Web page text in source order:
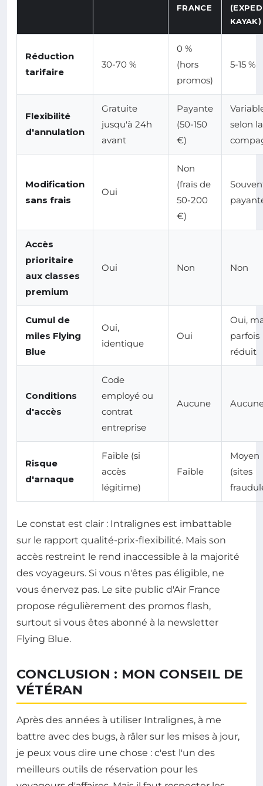
FRANCE
KAYAK)
Réduction
tarifaire
30-70 %
0 %
(hors
promos)
5-15 %
Flexibilité
d'annulation
Gratuite
jusqu'à 24h
avant
Payante
(50-150
€)
selon la
Modification
sans frais
Oui
Non
(frais de
50-200
€)
Accès
prioritaire
aux classes
premium
Oui Non Non
Cumul de
miles Flying
Blue
Oui,
identique
Oui
Oui,
parfois
réduit
Conditions
d'accès
Code
employé ou
contrat
entreprise
Aucune
Risque
d'arnaque
Faible (si
accès
légitime)
Faible
Moyen
(sites
Le constat est clair : Intralignes est imbattable
sur le rapport qualité-prix-flexibilité. Mais son
accès restreint le rend inaccessible à la majorité
des voyageurs. Si vous n'êtes pas éligible, ne
vous énervez pas. Le site public d'Air France
propose régulièrement des promos flash,
surtout si vous êtes abonné à la newsletter
Flying Blue.
CONCLUSION : MON CONSEIL DE
VÉTÉRAN
Après des années à utiliser Intralignes, à me
battre avec des bugs, à râler sur les mises à jour,
je peux vous dire une chose : c'est l'un des
meilleurs outils de réservation pour les